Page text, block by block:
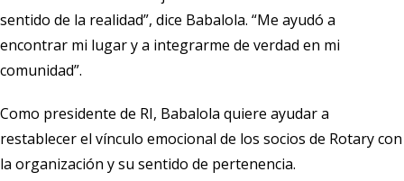
sentido de la realidad”, dice Babalola. “Me ayudó a
encontrar mi lugar y a integrarme de verdad en mi
comunidad”.
Como presidente de RI, Babalola quiere ayudar a
restablecer el vínculo emocional de los socios de Rotary con
la organización y su sentido de pertenencia.